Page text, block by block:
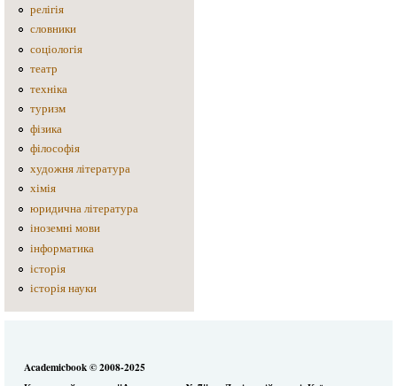
релігія
словники
соціологія
театр
техніка
туризм
фізика
філософія
художня література
хімія
юридична література
іноземні мови
інформатика
історія
історія науки
Academicbook © 2008-2025